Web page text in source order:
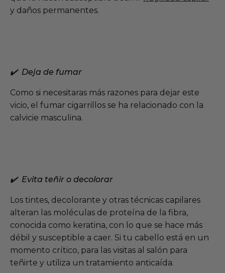
y daños permanentes.
✔️ Deja de fumar
Como si necesitaras más razones para dejar este
vicio, el fumar cigarrillos se ha relacionado con la
calvicie masculina.
✔️ Evita teñir o decolorar
Los tintes, decolorante y otras técnicas capilares
alteran las moléculas de proteína de la fibra,
conocida como keratina, con lo que se hace más
débil y susceptible a caer. Si tu cabello está en un
momento crítico, para las visitas al salón para
teñirte y utiliza un tratamiento anticaída.